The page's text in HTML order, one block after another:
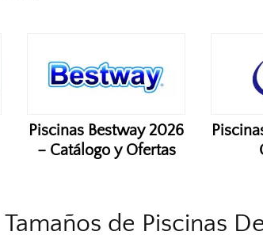
Piscinas Bestway 2026
– Catálogo y Ofertas
Tamaños de Piscinas